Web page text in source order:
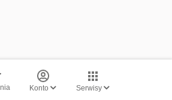
Konto Serwisy